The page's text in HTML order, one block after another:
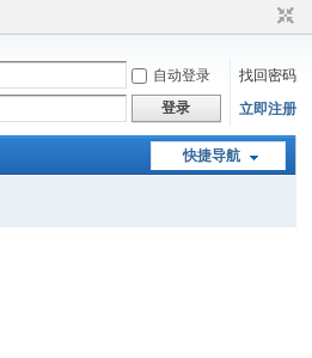
自动登录
找回密码
登录 立即注册
快捷导航